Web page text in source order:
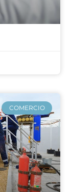
COMERCIO